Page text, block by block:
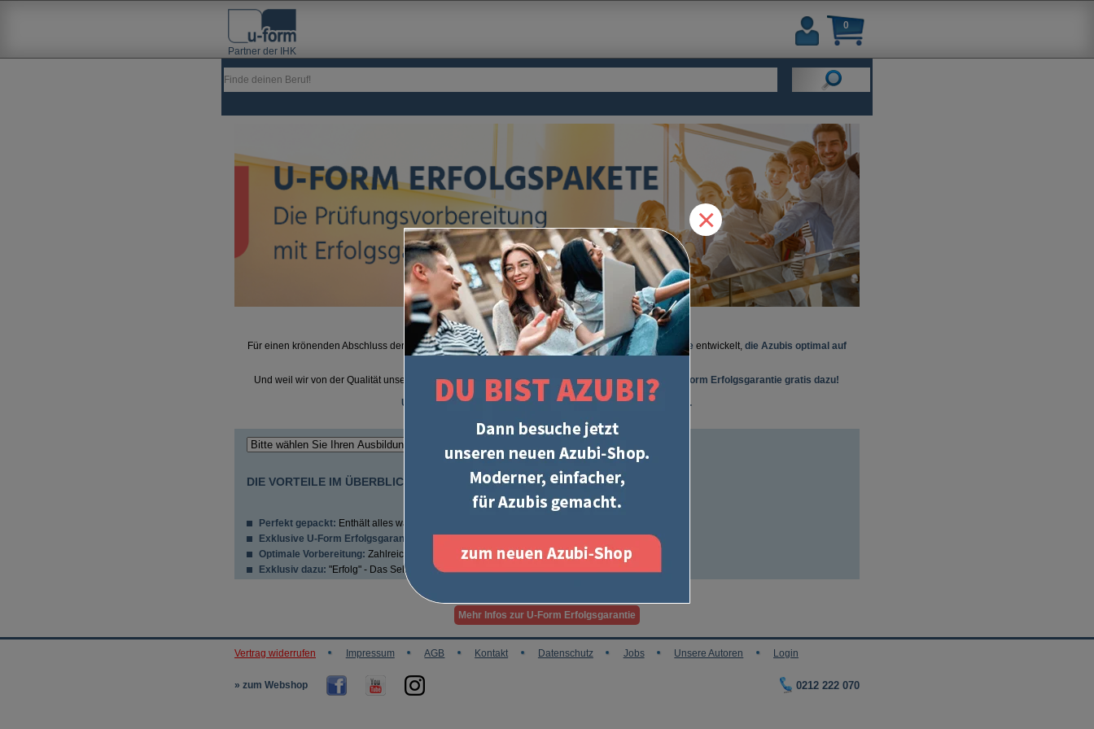
Partner der IHK
0
Für einen krönenden Abschluss der Ausbildung haben wir für viele Berufe dieU-Form Erfolgspakete entwickelt, die Azubis optimal auf
alle Prüfungsfächer vorbereiten.
Und weil wir von der Qualität unserer Produkte so überzeugt sind, geben wir unsereexklusive U-Form Erfolgsgarantie gratis dazu!
Unser Versprechen: Prüfung bestehen oder 100% Geld zurück.
DIE VORTEILE IM ÜBERBLICK:
Perfekt gepackt: Enthält alles was zur schriftlichen Abschlussprüfung nötig ist
Exklusive U-Form Erfolgsgarantie:
Prüfung bestehen oder 100% Geld zurück
Optimale Vorbereitung: Zahlreiche Prüfungstipps und Downloads
Exklusiv dazu: "Erfolg" - Das Selbst-Coaching Buch
Mehr Infos zur U-Form Erfolgsgarantie
Vertrag widerrufen Impressum AGB Kontakt Datenschutz Jobs Unsere Autoren Login
» zum Webshop 0212 222 070
×